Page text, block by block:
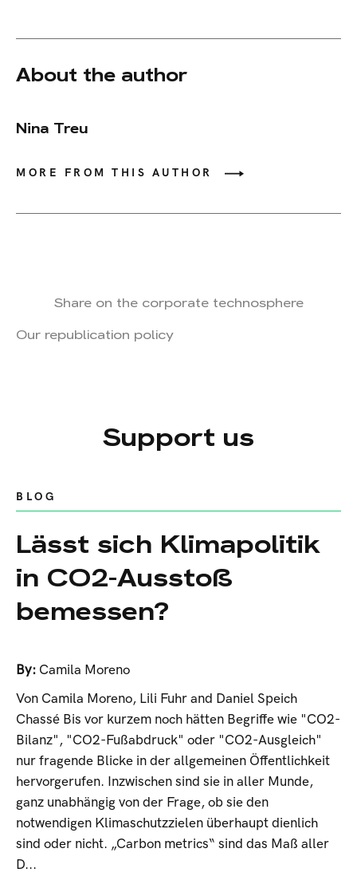
About the author
Nina Treu
MORE FROM THIS AUTHOR
Share on the corporate technosphere
Our republication policy
Support us
BLOG
Lässt sich Klimapolitik
in CO2-Ausstoß
bemessen?
By: Camila Moreno
Von Camila Moreno, Lili Fuhr and Daniel Speich
Chassé Bis vor kurzem noch hätten Begriffe wie "CO2-
Bilanz", "CO2-Fußabdruck" oder "CO2-Ausgleich"
nur fragende Blicke in der allgemeinen Öffentlichkeit
hervorgerufen. Inzwischen sind sie in aller Munde,
ganz unabhängig von der Frage, ob sie den
notwendigen Klimaschutzzielen überhaupt dienlich
sind oder nicht. „Carbon metrics“ sind das Maß aller
D...